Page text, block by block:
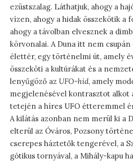
ezüstszalag. Láthatjuk, ahogy a
vízen, ahogy a hidak összekötik a
ahogy a távolban elvesznek a
körvonalai. A Duna itt nem
élettér, egy történelmi út, amely
összeköti a kultúrákat és a
lenyűgöző az UFO-híd, amely
megjelenésével kontrasztot alkot
tetején a híres UFO étteremmel
A kilátás azonban nem merül ki a
elterül az Óváros, Pozsony
cserepes háztetők tengerével, a
gótikus tornyával, a Mihály-kapu